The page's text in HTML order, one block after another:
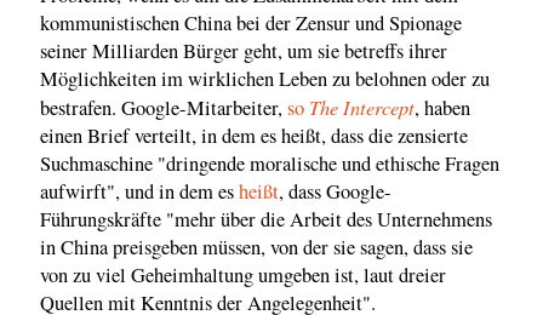
kommunistischen China bei der Zensur und Spionage
seiner Milliarden Bürger geht, um sie betreffs ihrer
Möglichkeiten im wirklichen Leben zu belohnen oder zu
bestrafen. Google-Mitarbeiter,so The Intercept, haben
einen Brief verteilt, in dem es heißt, dass die zensierte
Suchmaschine "dringende moralische und ethische Fragen
aufwirft", und in dem esheißt, dass Google-
Führungskräfte "mehr über die Arbeit des Unternehmens
in China preisgeben müssen, von der sie sagen, dass sie
von zu viel Geheimhaltung umgeben ist, laut dreier
Quellen mit Kenntnis der Angelegenheit".